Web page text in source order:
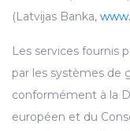
(Latvijas Banka,
Les services fournis
par les systèmes de
conformément à la
européen et du